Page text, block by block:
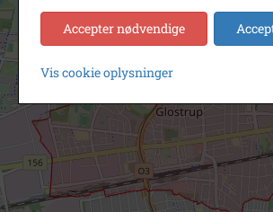
Accepter nødvendige
Vis cookie oplysninger